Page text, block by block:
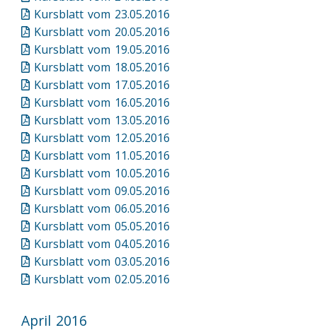
Kursblatt vom 23.05.2016
Kursblatt vom 20.05.2016
Kursblatt vom 19.05.2016
Kursblatt vom 18.05.2016
Kursblatt vom 17.05.2016
Kursblatt vom 16.05.2016
Kursblatt vom 13.05.2016
Kursblatt vom 12.05.2016
Kursblatt vom 11.05.2016
Kursblatt vom 10.05.2016
Kursblatt vom 09.05.2016
Kursblatt vom 06.05.2016
Kursblatt vom 05.05.2016
Kursblatt vom 04.05.2016
Kursblatt vom 03.05.2016
Kursblatt vom 02.05.2016
April 2016